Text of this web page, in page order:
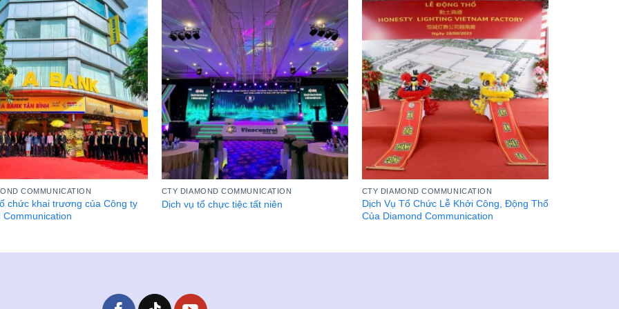
COMMUNICATION
chức khai trương của Công ty
Communication
CTY DIAMOND COMMUNICATION
Dịch vụ tổ chực tiệc tất niên
CTY DIAMOND COMMUNICATION
Dịch Vụ Tổ Chức Lễ Khởi Công, Động Thổ
Của Diamond Communication